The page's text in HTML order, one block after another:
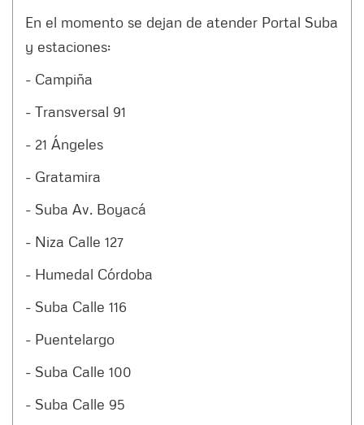
En el momento se dejan de atender Portal Suba
y estaciones:
- Campiña
- Transversal 91
- 21 Ángeles
- Gratamira
- Suba Av. Boyacá
- Niza Calle 127
- Humedal Córdoba
- Suba Calle 116
- Puentelargo
- Suba Calle 100
- Suba Calle 95